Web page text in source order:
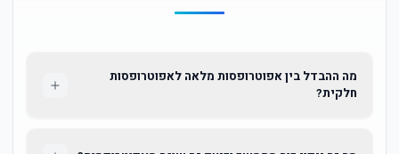
מה ההבדל בין אפוטרופסות מלאה לאפוטרופסות
חלקית?